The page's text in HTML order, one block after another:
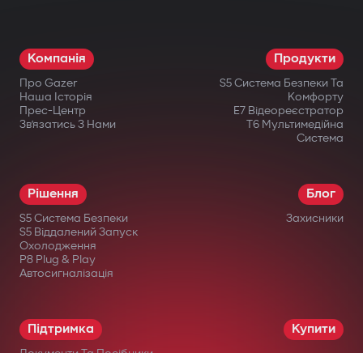
у великих мережах електроніки;
відсутні, відеореєстратор активується
при ударі або русі.
Офіційна гарантія. Придбавши
відеореєстратор Gazer, ви отримуєте
Компанія
Про Gazer
Наша Історія
Прес-Центр
Зв’язатись З Нами
Продукти
S5 Система Безпеки Та
Комфорту
E7 Відеореєстратор
T6 Мультимедійна
Система
Рішення
S5 Система Безпеки
S5 Віддалений Запуск
Охолодження
P8 Plug & Play
Автосигналізація
Блог
Захисники
Підтримка Купити